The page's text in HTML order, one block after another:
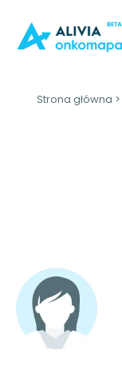
Strona główna >